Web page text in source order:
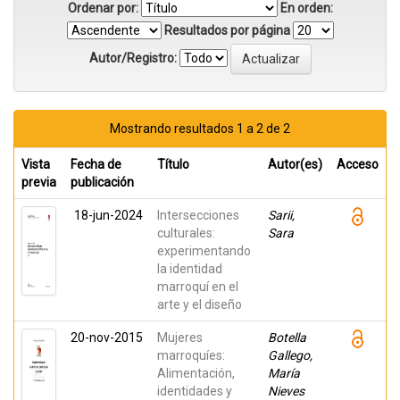
Ordenar por:
En orden:
Resultados por página
Autor/Registro:
Mostrando resultados 1 a 2 de 2
Vista
previa
Fecha de
publicación
Título Autor(es) Acceso
18-jun-2024
Intersecciones
culturales:
experimentando
la identidad
marroquí en el
arte y el diseño
Sarii,
Sara
20-nov-2015
Mujeres
marroquíes:
Alimentación,
identidades y
Botella
Gallego,
María
Nieves